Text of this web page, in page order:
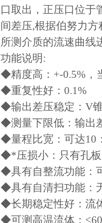
口取出，正压口位于
间差压,根据伯努力方
所测介质的流速曲线
功能说明:
◆精度高：+-0.5%，
◆重复性好：0.1%
◆输出差压稳定：V
◆测量下限低：输出
◆量程比宽：可达10
◆*压损小：只有孔板
◆具有自整流功能：
◆具有自清扫功能：
◆长期稳定性好：流
◆可测高温流体：